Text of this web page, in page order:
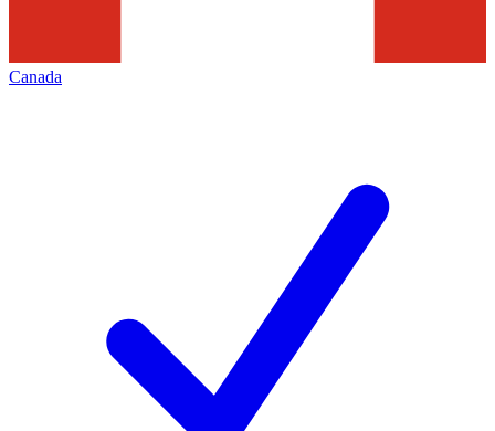
Canada